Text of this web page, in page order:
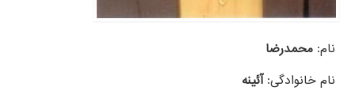
نام: محمدرضا
نام خانوادگی:آئینه